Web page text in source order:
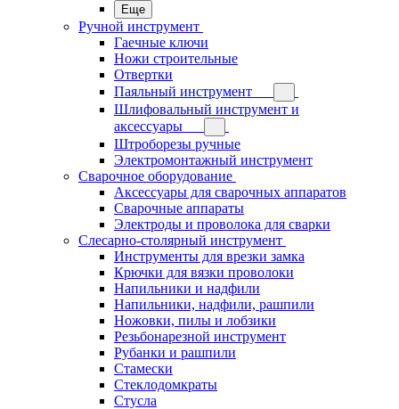
Еще
Ручной инструмент
Гаечные ключи
Ножи строительные
Отвертки
Паяльный инструмент
Шлифовальный инструмент и
аксессуары
Штроборезы ручные
Электромонтажный инструмент
Сварочное оборудование
Аксессуары для сварочных аппаратов
Сварочные аппараты
Электроды и проволока для сварки
Слесарно-столярный инструмент
Инструменты для врезки замка
Крючки для вязки проволоки
Напильники и надфили
Напильники, надфили, рашпили
Ножовки, пилы и лобзики
Резьбонарезной инструмент
Рубанки и рашпили
Стамески
Стеклодомкраты
Стусла